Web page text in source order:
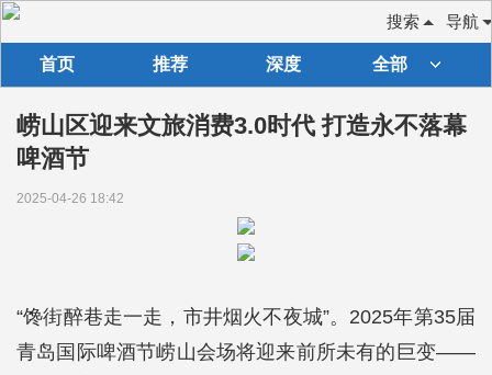
导航
搜索
首页 推荐 深度 全部
崂山区迎来文旅消费3.0时代 打造永不落幕
啤酒节
2025-04-26 18:42
“馋街醉巷走一走，市井烟火不夜城”。2025年第35届
青岛国际啤酒节崂山会场将迎来前所未有的巨变——